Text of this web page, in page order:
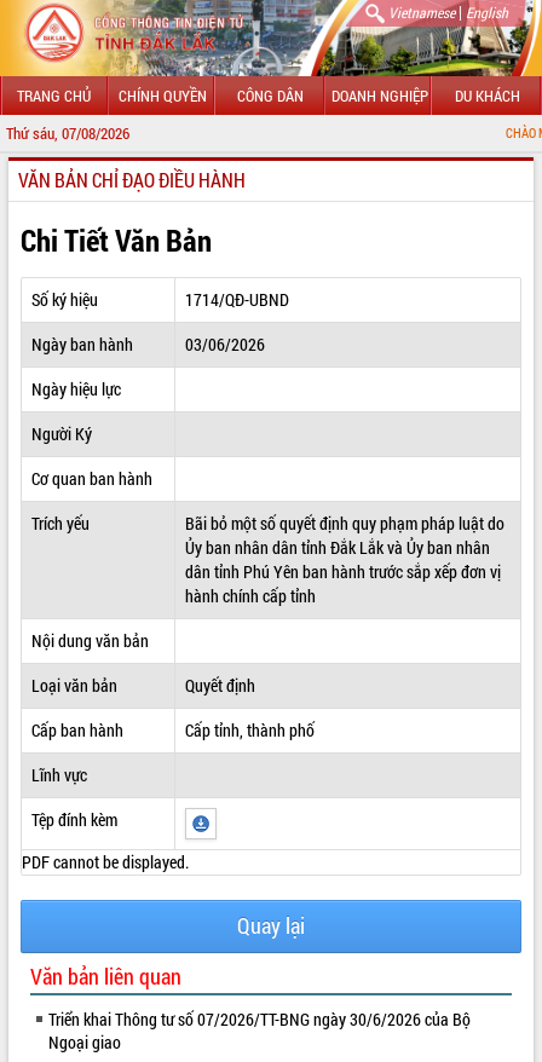
Vietnamese| English
TRANG CHỦ CHÍNH QUYỀN CÔNG DÂN DOANH NGHIỆP DU KHÁCH
Thứ sáu, 07/08/2026 CHÀO MỪNG
GIỚI THIỆU
LÃNH ĐẠO UBND TỈNH
TIN TỨC SỰ KIỆN
SỞ, BAN, NGÀNH
THÔNG TIN CHỈ ĐẠO ĐIỀU HÀNH
HỆ THỐNG VĂN BẢN
VĂN BẢN HĐND TỈNH
QUY HOẠCH - KẾ HOẠCH
VĂN BẢN CHỈ ĐẠO ĐIỀU HÀNH
Chi Tiết Văn Bản
Số ký hiệu
1714/QĐ-UBND
Ngày ban hành
03/06/2026
Ngày hiệu lực
Người Ký
Cơ quan ban hành
Trích yếu
Bãi bỏ một số quyết định quy phạm pháp luật do
Ủy ban nhân dân tỉnh Đắk Lắk và Ủy ban nhân
dân tỉnh Phú Yên ban hành trước sắp xếp đơn vị
hành chính cấp tỉnh
Nội dung văn bản
Loại văn bản
Quyết định
Cấp ban hành
Cấp tỉnh, thành phố
Lĩnh vực
Tệp đính kèm
PDF cannot be displayed.
Quay lại
Văn bản liên quan
Triển khai Thông tư số 07/2026/TT-BNG ngày 30/6/2026 của Bộ
Ngoại giao